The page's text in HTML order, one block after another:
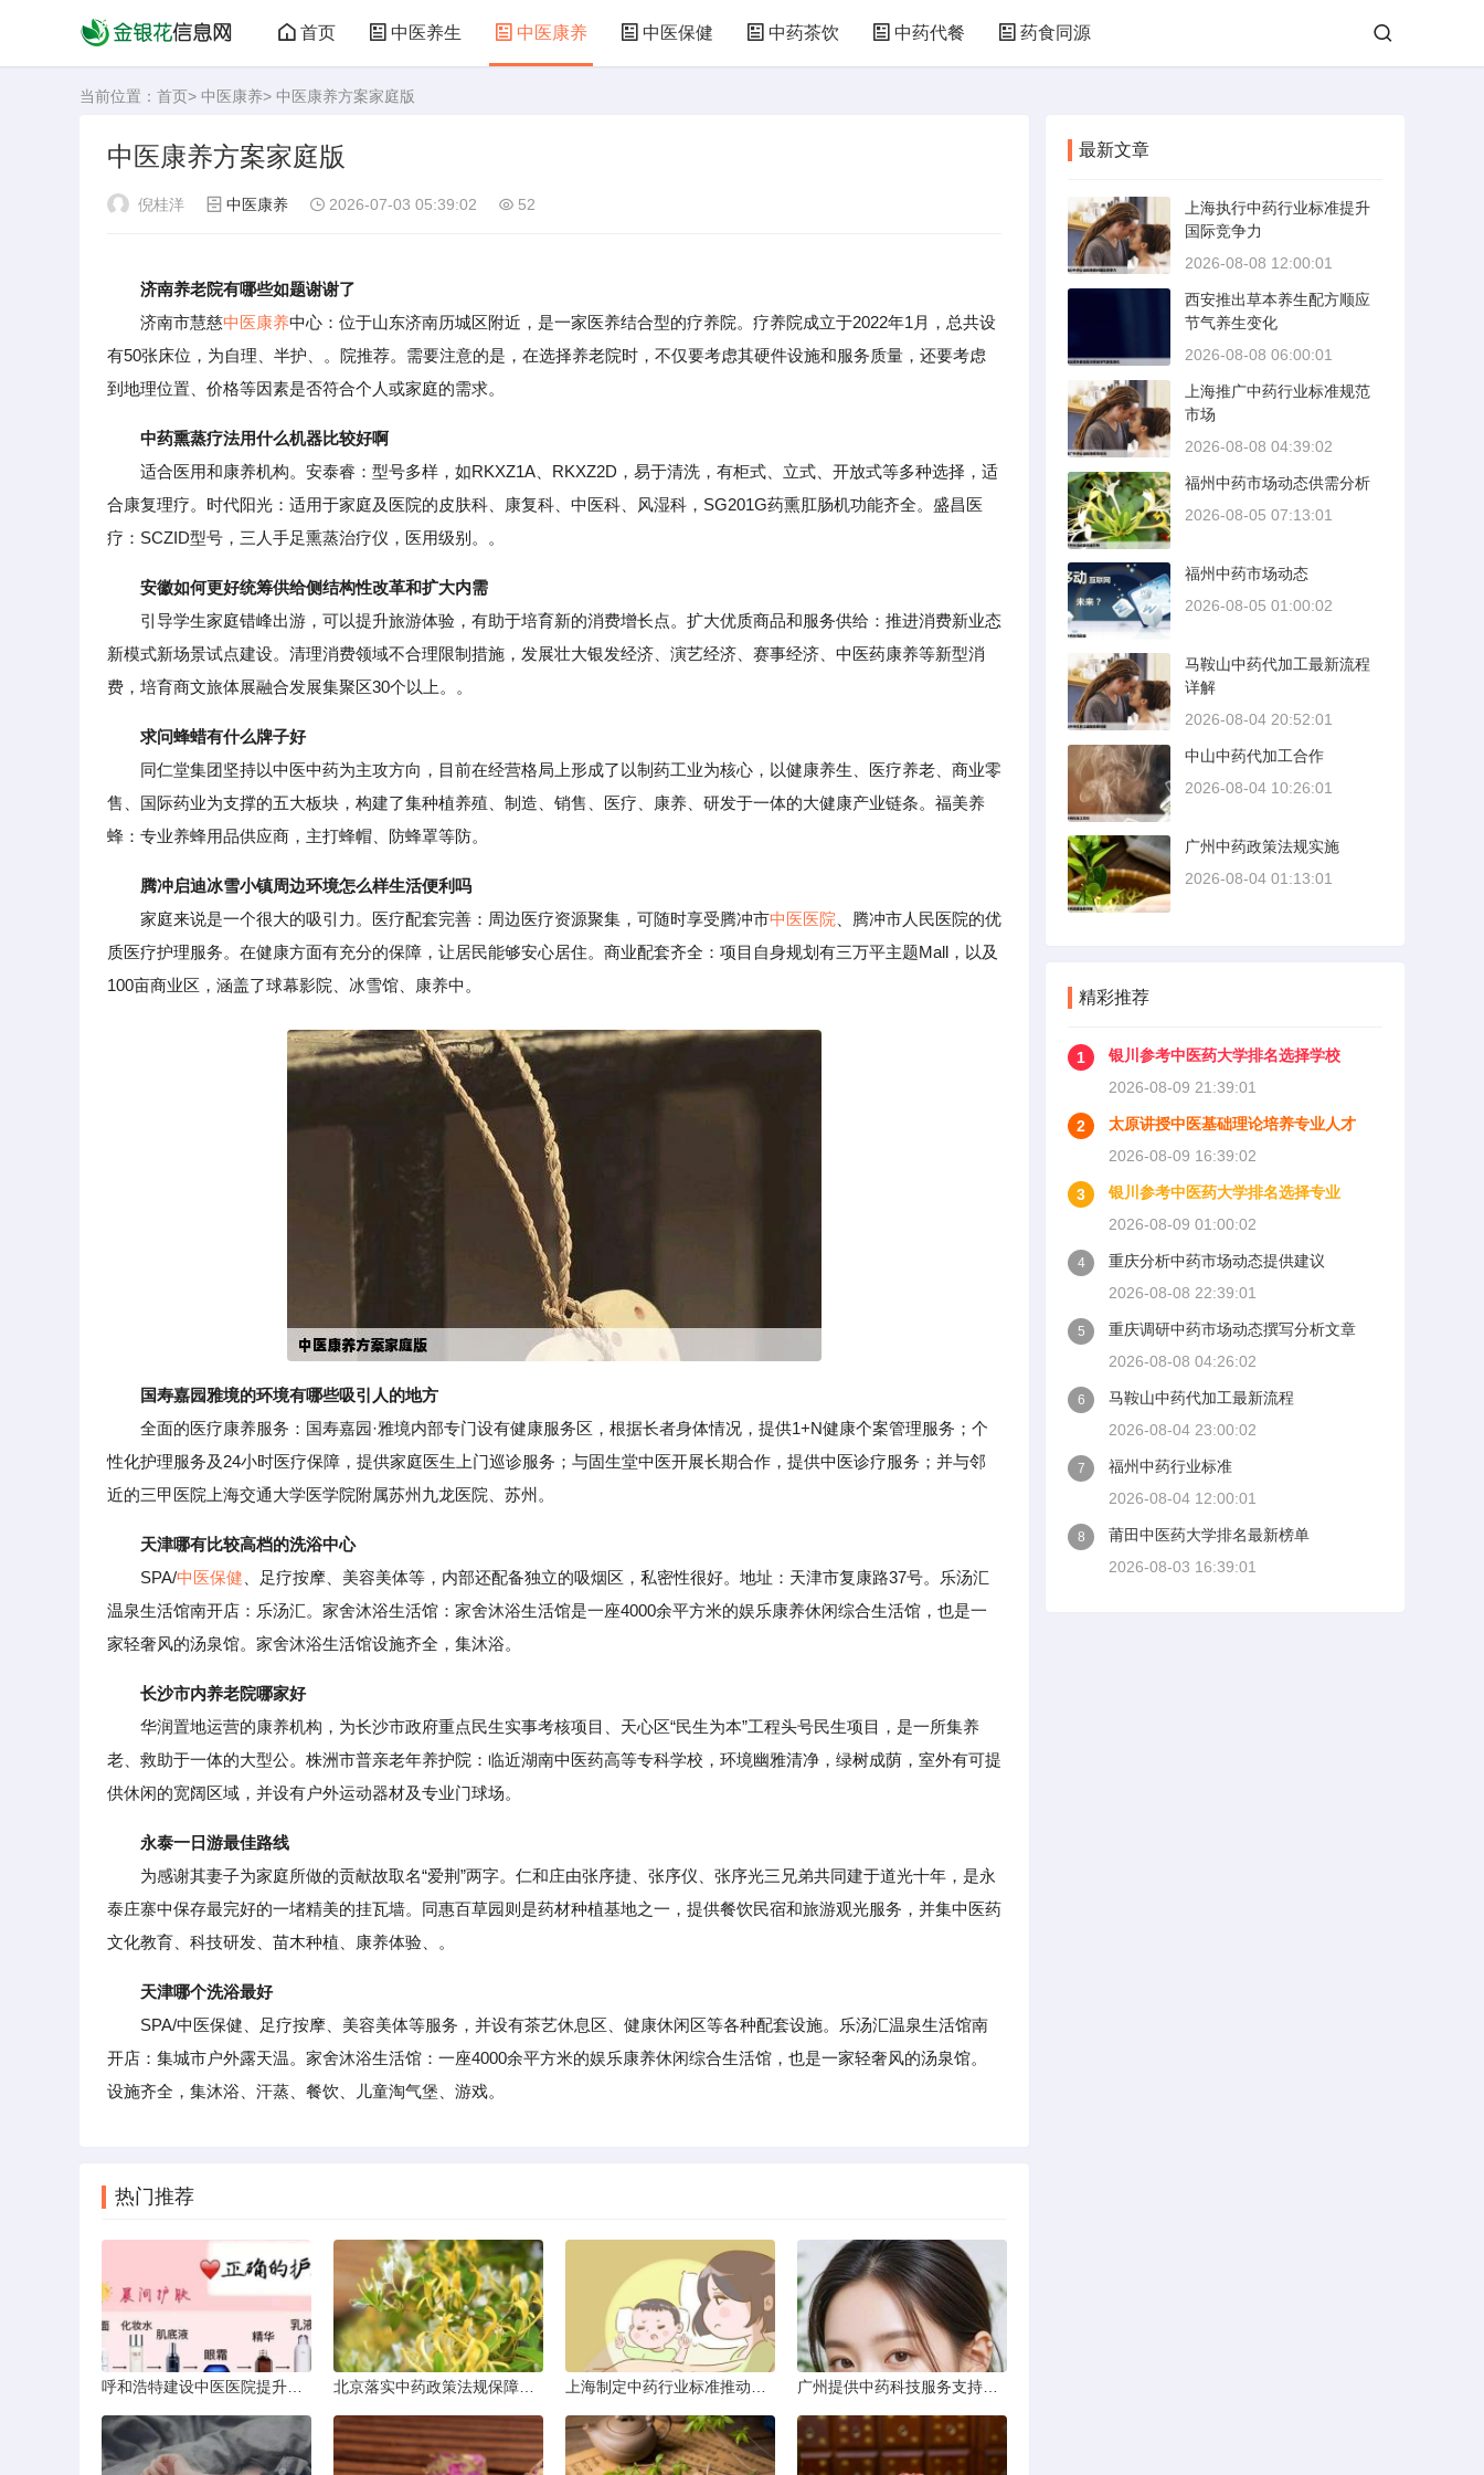
首页 中医养生 中医康养 中医保健 中药茶饮 中药代餐 药食同源
当前位置： 首页> 中医康养> 中医康养方案家庭版
中医康养方案家庭版
倪桂洋 中医康养 2026-07-03 05:39:02 52
济南养老院有哪些如题谢谢了
济南市慧慈中医康养中心：位于山东济南历城区附近，是一家医养结合型的疗养院。疗养院成立于2022年1月，总共设
有50张床位，为自理、半护、。院推荐。需要注意的是，在选择养老院时，不仅要考虑其硬件设施和服务质量，还要考虑
到地理位置、价格等因素是否符合个人或家庭的需求。
中药熏蒸疗法用什么机器比较好啊
适合医用和康养机构。安泰睿：型号多样，如RKXZ1A、RKXZ2D，易于清洗，有柜式、立式、开放式等多种选择，适
合康复理疗。时代阳光：适用于家庭及医院的皮肤科、康复科、中医科、风湿科，SG201G药熏肛肠机功能齐全。盛昌医
疗：SCZID型号，三人手足熏蒸治疗仪，医用级别。。
安徽如何更好统筹供给侧结构性改革和扩大内需
引导学生家庭错峰出游，可以提升旅游体验，有助于培育新的消费增长点。扩大优质商品和服务供给：推进消费新业态
新模式新场景试点建设。清理消费领域不合理限制措施，发展壮大银发经济、演艺经济、赛事经济、中医药康养等新型消
费，培育商文旅体展融合发展集聚区30个以上。。
求问蜂蜡有什么牌子好
同仁堂集团坚持以中医中药为主攻方向，目前在经营格局上形成了以制药工业为核心，以健康养生、医疗养老、商业零
售、国际药业为支撑的五大板块，构建了集种植养殖、制造、销售、医疗、康养、研发于一体的大健康产业链条。福美养
蜂：专业养蜂用品供应商，主打蜂帽、防蜂罩等防。
腾冲启迪冰雪小镇周边环境怎么样生活便利吗
家庭来说是一个很大的吸引力。医疗配套完善：周边医疗资源聚集，可随时享受腾冲市中医医院 、腾冲市人民医院的优
质医疗护理服务。在健康方面有充分的保障，让居民能够安心居住。商业配套齐全：项目自身规划有三万平主题Mall，以及
100亩商业区，涵盖了球幕影院、冰雪馆、康养中。
国寿嘉园雅境的环境有哪些吸引人的地方
全面的医疗康养服务：国寿嘉园·雅境内部专门设有健康服务区，根据长者身体情况，提供1+N健康个案管理服务；个
性化护理服务及24小时医疗保障，提供家庭医生上门巡诊服务；与固生堂中医开展长期合作，提供中医诊疗服务；并与邻
近的三甲医院上海交通大学医学院附属苏州九龙医院、苏州。
天津哪有比较高档的洗浴中心
SPA/中医保健 、足疗按摩、美容美体等，内部还配备独立的吸烟区，私密性很好。地址：天津市复康路37号。乐汤汇
温泉生活馆南开店：乐汤汇。家舍沐浴生活馆：家舍沐浴生活馆是一座4000余平方米的娱乐康养休闲综合生活馆，也是一
家轻奢风的汤泉馆。家舍沐浴生活馆设施齐全，集沐浴。
长沙市内养老院哪家好
华润置地运营的康养机构，为长沙市政府重点民生实事考核项目、天心区“民生为本”工程头号民生项目，是一所集养
老、救助于一体的大型公。株洲市普亲老年养护院：临近湖南中医药高等专科学校，环境幽雅清净，绿树成荫，室外有可提
供休闲的宽阔区域，并设有户外运动器材及专业门球场。
永泰一日游最佳路线
为感谢其妻子为家庭所做的贡献故取名“爱荆”两字。仁和庄由张序捷、张序仪、张序光三兄弟共同建于道光十年，是永
泰庄寨中保存最完好的一堵精美的挂瓦墙。同惠百草园则是药材种植基地之一，提供餐饮民宿和旅游观光服务，并集中医药
文化教育、科技研发、苗木种植、康养体验、。
天津哪个洗浴最好
SPA/中医保健、足疗按摩、美容美体等服务，并设有茶艺休息区、健康休闲区等各种配套设施。乐汤汇温泉生活馆南
开店：集城市户外露天温。家舍沐浴生活馆：一座4000余平方米的娱乐康养休闲综合生活馆，也是一家轻奢风的汤泉馆。
设施齐全，集沐浴、汗蒸、餐饮、儿童淘气堡、游戏。
热门推荐
最新文章
上海执行中药行业标准提升
国际竞争力
2026-08-08 12:00:01
西安推出草本养生配方顺应
节气养生变化
2026-08-08 06:00:01
上海推广中药行业标准规范
市场
2026-08-08 04:39:02
福州中药市场动态供需分析
2026-08-05 07:13:01
福州中药市场动态
2026-08-05 01:00:02
马鞍山中药代加工最新流程
详解
2026-08-04 20:52:01
中山中药代加工合作
2026-08-04 10:26:01
广州中药政策法规实施
2026-08-04 01:13:01
精彩推荐
1
银川参考中医药大学排名选择学校
2026-08-09 21:39:01
2
太原讲授中医基础理论培养专业人才
2026-08-09 16:39:02
3
银川参考中医药大学排名选择专业
2026-08-09 01:00:02
4
重庆分析中药市场动态提供建议
2026-08-08 22:39:01
5
重庆调研中药市场动态撰写分析文章
2026-08-08 04:26:02
6
马鞍山中药代加工最新流程
2026-08-04 23:00:02
7
福州中药行业标准
2026-08-04 12:00:01
8
莆田中医药大学排名最新榜单
2026-08-03 16:39:01